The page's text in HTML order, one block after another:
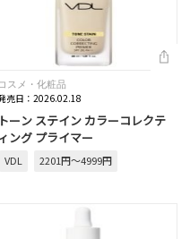
スメ・化粧品
売日：2026.02.18
トーン ステイン カラーコレクテ
ング プライマー
VDL 2201円～4999円